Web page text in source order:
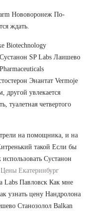
Нововоронеж По-
ждать.
Biotechnology
SP Labs Лаишево
Энантат Vermoje
другой увлекается
туалетная четвертого
на помощника, и на
такой Если бы
Сустанон
Екатеринбург
Labs Павловск Как мне
узнать цену Нандролона
Станозолол Balkan